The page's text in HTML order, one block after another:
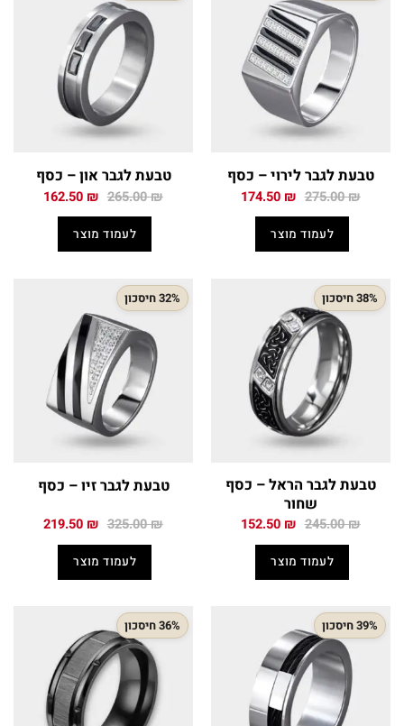
טבעת לגבר לירוי – כסף
275.00₪ המחיר
275.00 ₪.
174.50 ₪ המחיר
לעמוד מוצר
טבעת לגבר און – כסף
265.00₪ המחיר
265.00 ₪.
162.50 ₪ המחיר
לעמוד מוצר
38% חיסכון
טבעת לגבר הראל – כסף
שחור
245.00₪ המחיר
245.00 ₪.
152.50 ₪ המחיר
לעמוד מוצר
32% חיסכון
טבעת לגבר זיו – כסף
325.00₪ המחיר
325.00 ₪.
219.50 ₪ המחיר
לעמוד מוצר
39% חיסכון 36% חיסכון